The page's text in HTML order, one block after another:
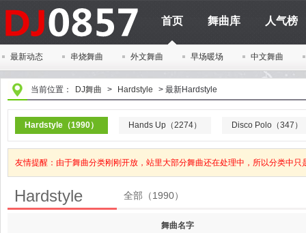
首页 舞曲库 人气榜
最新动态 串烧舞曲 外文舞曲 早场暖场 中文舞曲
当前位置： DJ舞曲 > Hardstyle > 最新Hardstyle
Hardstyle（1990） Hands Up（2274） Disco Polo（347）
友情提醒：由于舞曲分类刚刚开放，站里大部分舞曲还在处理中，所以分类中只
Hardstyle 全部（1990）
舞曲名字